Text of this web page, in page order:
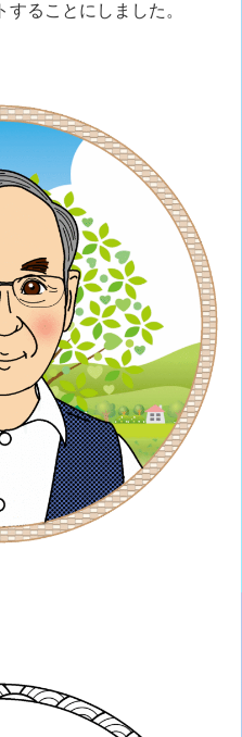
ることにしました。